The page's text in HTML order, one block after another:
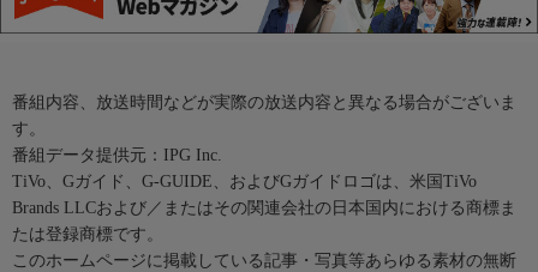
番組内容、放送時間などが実際の放送内容と異なる場合がございま
す。
番組データ提供元：IPG Inc.
TiVo、Gガイド、G-GUIDE、およびGガイドロゴは、米国TiVo
Brands LLCおよび／またはその関連会社の日本国内における商標ま
たは登録商標です。
このホームページに掲載している記事・写真等あらゆる素材の無断